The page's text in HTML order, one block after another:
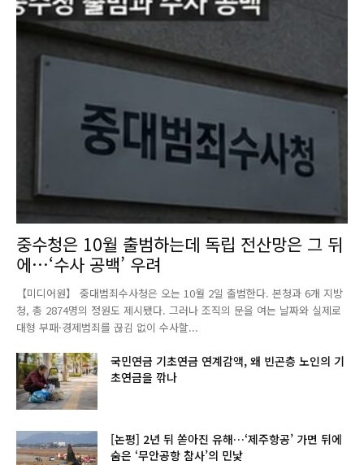
중수청은 10월 출범하는데 독립 전산망은 그 뒤
에…‘수사 공백’ 우려
【미디어원】 중대범죄수사청은 오는 10월 2일 출범한다. 본청과 6개 지방
청, 총 2874명의 정원도 제시됐다. 그러나 조직의 문을 여는 날짜와 실제로
대형 부패·경제범죄를 끊김 없이 수사할...
국민연금 기초연금 연계감액, 왜 빈곤층 노인의 기
초연금을 깎나
[논평] 2년 뒤 쏟아진 유해…‘제주항공’ 가면 뒤에
숨은 ‘무안공항 참사’의 민낯